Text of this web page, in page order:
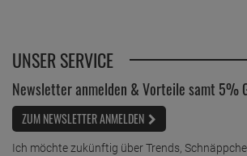
UNSER SERVICE
Newsletter anmelden & Vorteile samt 5%
ZUM NEWSLETTER ANMELDEN
Ich möchte zukünftig über Trends,